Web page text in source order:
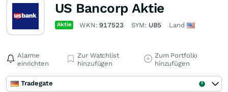
US Bancorp Aktie
Aktie WKN:917523 SYM: UB5 Land
Alarme
einrichten
Zur Watchlist
hinzufügen
Zum Portfolio
hinzufügen
Tradegate